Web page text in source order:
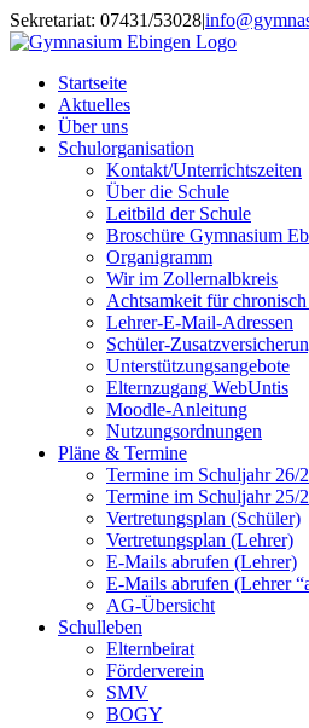
Skip
to
Sekretariat: 07431/53028|
Startseite
Aktuelles
Über uns
Schulorganisation
Kontakt/Unterrichtszeiten
Über die Schule
Leitbild der Schule
Broschüre Gymnasium
Organigramm
Wir im Zollernalbkreis
Achtsamkeit für
Lehrer-E-Mail-Adressen
Schüler-
Unterstützungsangebote
Elternzugang WebUntis
Moodle-Anleitung
Nutzungsordnungen
Pläne & Termine
Termine im Schuljahr 26/
Termine im Schuljahr 25/
Vertretungsplan (Schüler)
Vertretungsplan (Lehrer)
E-Mails abrufen (Lehrer)
E-Mails abrufen (Lehrer
AG-Übersicht
Schulleben
Elternbeirat
Förderverein
SMV
BOGY